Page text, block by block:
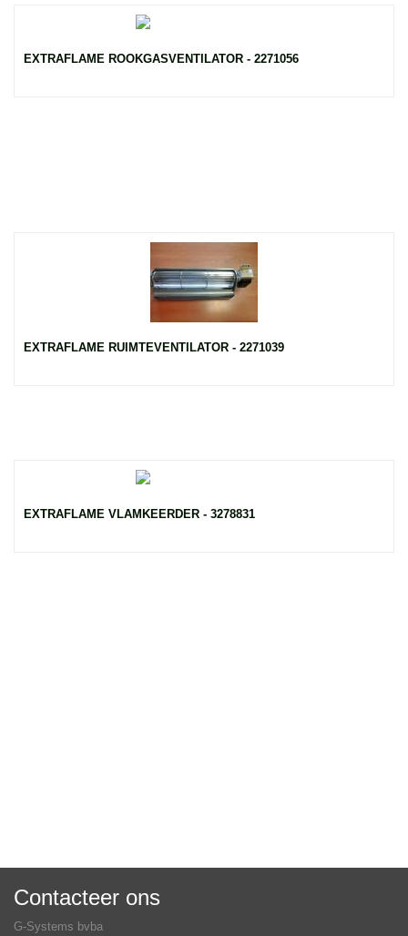
EXTRAFLAME ROOKGASVENTILATOR - 2271056
EXTRAFLAME RUIMTEVENTILATOR - 2271039
EXTRAFLAME VLAMKEERDER - 3278831
Contacteer ons
G-Systems bvba